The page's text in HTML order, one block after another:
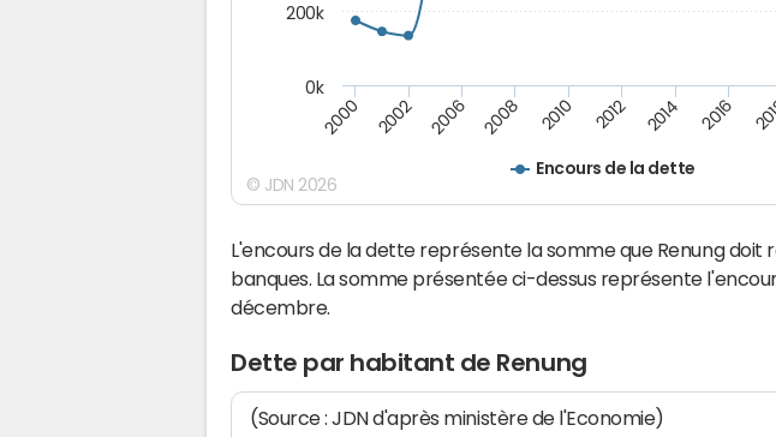
Encours de la dette
2000 2002 2006 2008 2010 2012 2014 2016
0k
200k
© JDN 2026
L'encours de la dette représente la somme que Renung doit
banques. La somme présentée ci-dessus représente
décembre.
Dette par habitant de Renung
(Source : JDN d'après ministère de l'Economie)